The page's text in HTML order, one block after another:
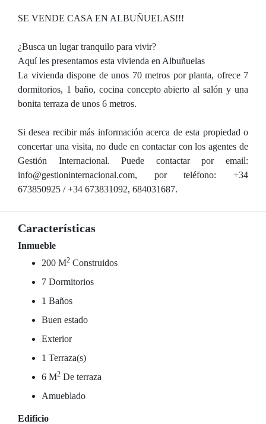
SE VENDE CASA EN ALBUÑUELAS!!!
¿Busca un lugar tranquilo para vivir?
Aquí les presentamos esta vivienda en Albuñuelas
La vivienda dispone de unos 70 metros por planta, ofrece 7
dormitorios, 1 baño, cocina concepto abierto al salón y una
bonita terraza de unos 6 metros.
Si desea recibir más información acerca de esta propiedad o
concertar una visita, no dude en contactar con los agentes de
Gestión Internacional. Puede contactar por email:
info@gestioninternacional.com, por teléfono: +34
673850925 / +34 673831092, 684031687.
Características
Inmueble
200 M2 Construidos
7 Dormitorios
1 Baños
Buen estado
Exterior
1 Terraza(s)
6 M2 De terraza
Amueblado
Edificio